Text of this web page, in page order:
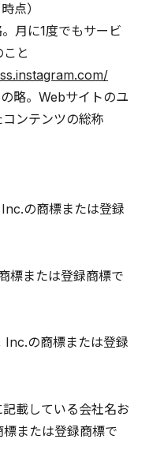
点）
に1度でもサービ
と
。Webサイトのユ
ンテンツの総称
の商標または登録
または登録商標で
の商標または登録
載している会社名お
または登録商標で